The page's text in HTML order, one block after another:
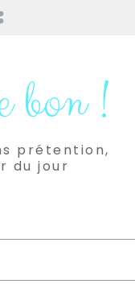
Pinterest
bon !
prétention,
du jour